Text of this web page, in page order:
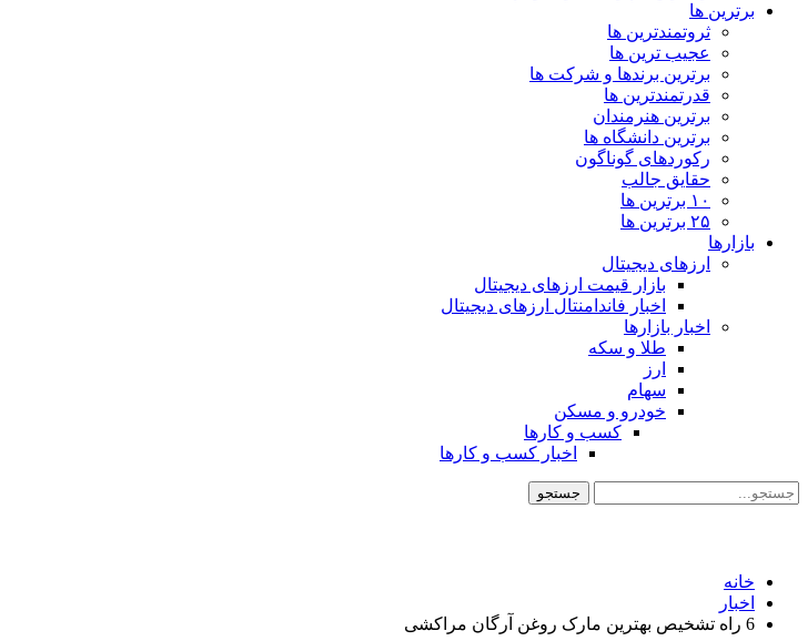
برترین ها
ثروتمندترین ها
عجیب ترین ها
برترین برندها و شرکت ها
قدرتمندترین ها
برترین هنرمندان
برترین دانشگاه ها
رکوردهای گوناگون
حقایق جالب
۱۰ برترین ها
۲۵ برترین ها
بازارها
ارزهای دیجیتال
بازار قیمت ارزهای دیجیتال
اخبار فاندامنتال ارزهای دیجیتال
اخبار بازارها
طلا و سکه
ارز
سهام
خودرو و مسکن
کسب و کارها
اخبار کسب و کارها
خانه
اخبار
6 راه تشخیص بهترین مارک روغن آرگان مراکشی